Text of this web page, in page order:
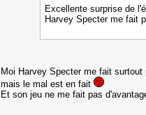
Excellente surprise de
Harvey Specter me fait
Moi Harvey Specter me fait
mais le mal est en fait
Et son jeu ne me fait pas